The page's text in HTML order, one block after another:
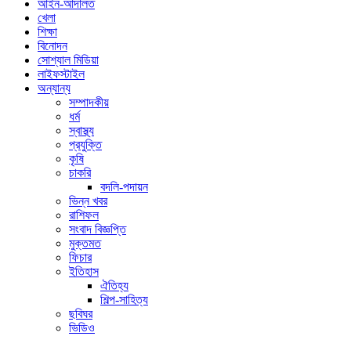
আইন-আদালত
খেলা
শিক্ষা
বিনোদন
সোশ্যাল মিডিয়া
লাইফস্টাইল
অন্যান্য
সম্পাদকীয়
ধর্ম
স্বাস্থ্য
প্রযুক্তি
কৃষি
চাকরি
বদলি-পদায়ন
ভিন্ন খবর
রাশিফল
সংবাদ বিজ্ঞপ্তি
মুক্তমত
ফিচার
ইতিহাস
ঐতিহ্য
শিল্প-সাহিত্য
ছবিঘর
ভিডিও